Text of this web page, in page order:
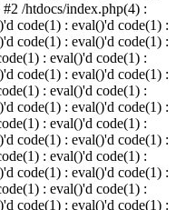
/htdocs/index.php(4) :
code(1) : eval()'d code(1) :
code(1) : eval()'d code(1) :
: eval()'d code(1) :
code(1) : eval()'d code(1) :
: eval()'d code(1) :
code(1) : eval()'d code(1) :
: eval()'d code(1) :
code(1) : eval()'d code(1) :
: eval()'d code(1) :
code(1) : eval()'d code(1) :
: eval()'d code(1) :
code(1) : eval()'d code(1) :